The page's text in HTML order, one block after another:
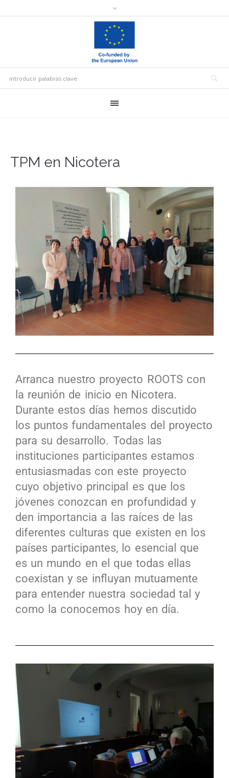
TPM en Nicotera
Arranca nuestro proyecto ROOTS con
la reunión de inicio en Nicotera.
Durante estos días hemos discutido
los puntos fundamentales del proyecto
para su desarrollo. Todas las
instituciones participantes estamos
entusiasmadas con este proyecto
cuyo objetivo principal es que los
jóvenes conozcan en profundidad y
den importancia a las raíces de las
diferentes culturas que existen en los
países participantes, lo esencial que
es un mundo en el que todas ellas
coexistan y se influyan mutuamente
para entender nuestra sociedad tal y
como la conocemos hoy en día.